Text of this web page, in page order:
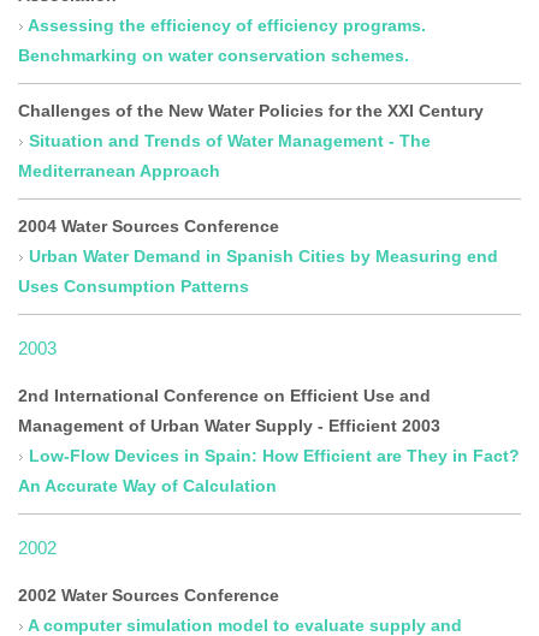
Assessing the efficiency of efficiency programs.
Benchmarking on water conservation schemes.
Challenges of the New Water Policies for the XXI Century
Situation and Trends of Water Management - The
Mediterranean Approach
2004 Water Sources Conference
Urban Water Demand in Spanish Cities by Measuring end
Uses Consumption Patterns
2003
2nd International Conference on Efficient Use and
Management of Urban Water Supply - Efficient 2003
Low-Flow Devices in Spain: How Efficient are They in Fact?
An Accurate Way of Calculation
2002
2002 Water Sources Conference
A computer simulation model to evaluate supply and